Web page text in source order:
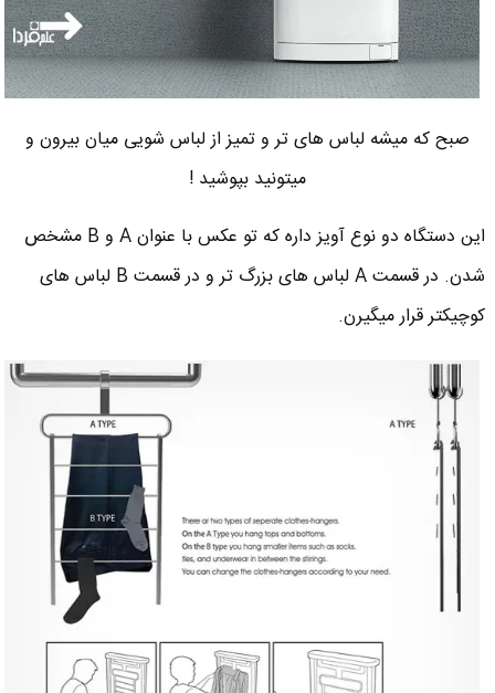
صبح که میشه لباس های تر و تمیز از لباس شویی میان بیرون و
میتونید بپوشید !
این دستگاه دو نوع آویز داره که تو عکس با عنوان A و B مشخص
شدن. در قسمت A لباس های بزرگ تر و در قسمت B لباس های
کوچیکتر قرار میگیرن.